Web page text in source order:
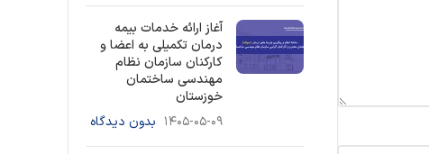
آغاز ارائه خدمات بیمه
درمان تکمیلی به اعضا و
کارکنان سازمان نظام
مهندسی ساختمان
خوزستان
۱۴۰۵-۰۵-۰۹ بدون دیدگاه